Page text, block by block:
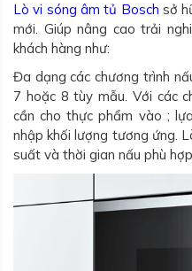
Lò vi sóng âm tủ Bosch sở
mới. Giúp nâng cao trải
khách hàng như:
Đa dạng các chương trình
7 hoặc 8 tùy mẫu. Với các
cần cho thực phẩm vào ;
nhập khối lượng tương ứng.
suất và thời gian nấu phù